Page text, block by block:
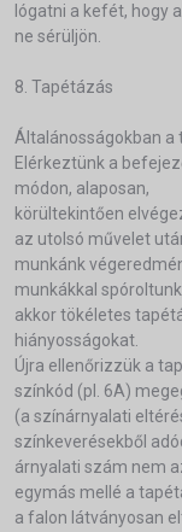
lógatni a kefét, hogy
ne sérüljön.
8. Tapétázás
Általánosságokban a
Elérkeztünk a
módon, alaposan,
körültekintően
az utolsó művelet
munkánk
munkákkal
akkor tökéletes
hiányosságokat.
Újra ellenőrizzük a
színkód (pl. 6A)
(a színárnyalati
színkeverésekből
árnyalati szám nem
egymás mellé a
a falon látványosan